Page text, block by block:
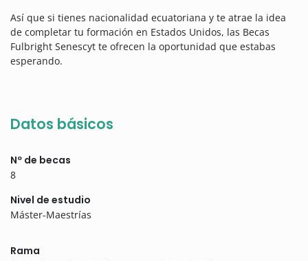
Así que si tienes nacionalidad ecuatoriana y te atrae la idea
de completar tu formación en Estados Unidos, las Becas
Fulbright Senescyt te ofrecen la oportunidad que estabas
esperando.
Datos básicos
Nº de becas
8
Nivel de estudio
Máster-Maestrías
Rama